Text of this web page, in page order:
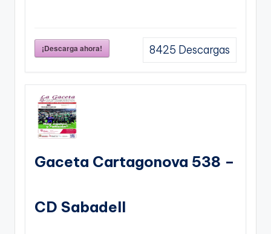
¡Descarga ahora! 8425 Descargas
Gaceta Cartagonova 538 –
CD Sabadell